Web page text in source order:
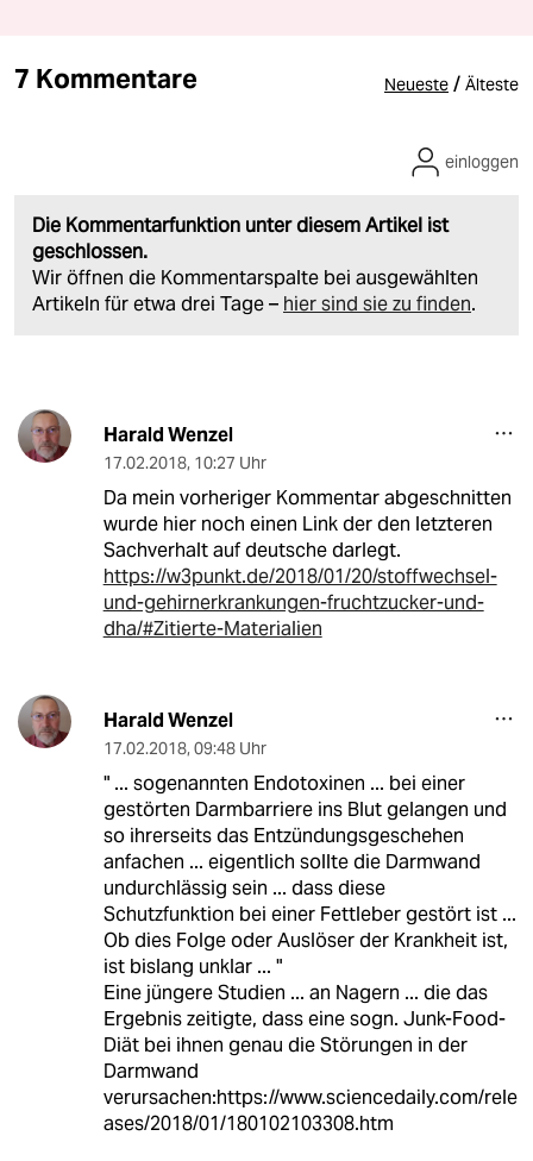
7 Kommentare Neueste / Älteste
Die Kommentarfunktion unter diesem Artikel ist
geschlossen.
Wir öffnen die Kommentarspalte bei ausgewählten
Artikeln für etwa drei Tage – hier sind sie zu finden.
einloggen
Harald Wenzel
17.02.2018, 10:27 Uhr
Da mein vorheriger Kommentar abgeschnitten
wurde hier noch einen Link der den letzteren
Sachverhalt auf deutsche darlegt.
https://w3punkt.de/2018/01/20/stoffwechsel-
und-gehirnerkrankungen-fruchtzucker-und-
dha/#Zitierte-Materialien
Harald Wenzel
17.02.2018, 09:48 Uhr
" ... sogenannten Endotoxinen ... bei einer
gestörten Darmbarriere ins Blut gelangen und
so ihrerseits das Entzündungsgeschehen
anfachen ... eigentlich sollte die Darmwand
undurchlässig sein ... dass diese
Schutzfunktion bei einer Fettleber gestört ist ...
Ob dies Folge oder Auslöser der Krankheit ist,
ist bislang unklar ... "
Eine jüngere Studien ... an Nagern ... die das
Ergebnis zeitigte, dass eine sogn. Junk-Food-
Diät bei ihnen genau die Störungen in der
Darmwand
verursachen:https://www.sciencedaily.com/rele
ases/2018/01/180102103308.htm